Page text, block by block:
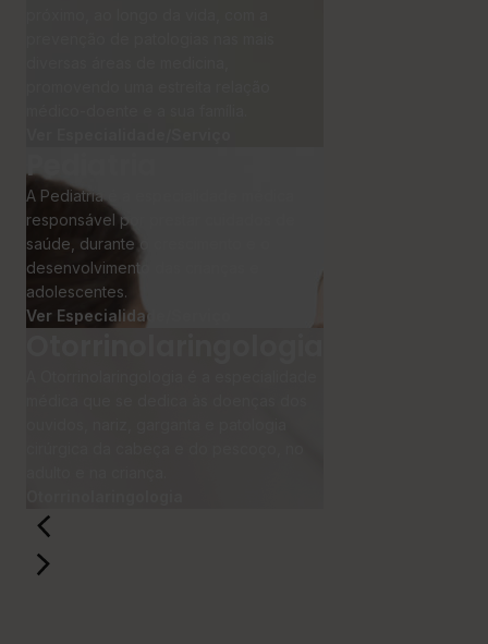
Pediatria
A Pediatria é a especialidade médica
responsável por prestar cuidados de
saúde, durante o crescimento e o
desenvolvimento das crianças e
adolescentes.
Ver Especialidade/Serviço